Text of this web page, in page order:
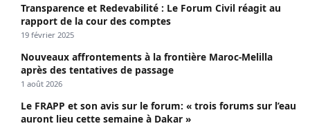
Transparence et Redevabilité : Le Forum Civil réagit au
rapport de la cour des comptes
19 février 2025
Nouveaux affrontements à la frontière Maroc-Melilla
après des tentatives de passage
1 août 2026
Le FRAPP et son avis sur le forum: « trois forums sur l’eau
auront lieu cette semaine à Dakar »